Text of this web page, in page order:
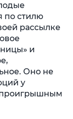
по стилю
рассылке
и
Оно не
у